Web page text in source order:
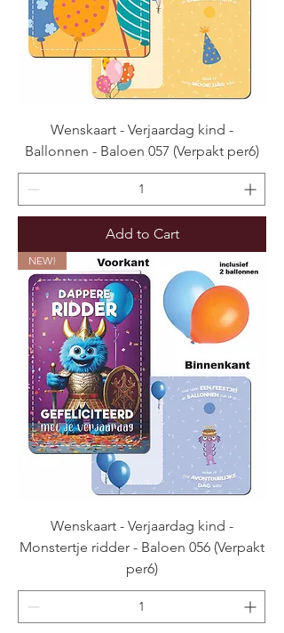
Wenskaart - Verjaardag kind -
Ballonnen - Baloen 057 (Verpakt per6)
Add to Cart
NEW!
Wenskaart - Verjaardag kind -
Monstertje ridder - Baloen 056 (Verpakt
per6)